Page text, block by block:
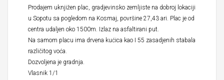
Prodajem uknjižen plac, gradjevinsko zemljiste na dobroj lokaciji
u Sopotu sa pogledom na Kosmaj, površine 27,43 ari. Plac je od
centra udaljen oko 1500m. Izlaz na asfaltirani put.
Na samom placu ima drvena kućica kao I 55 zasadjenih stabala
različitog voća.
Dozvoljena je gradnja.
Vlasnik 1/1